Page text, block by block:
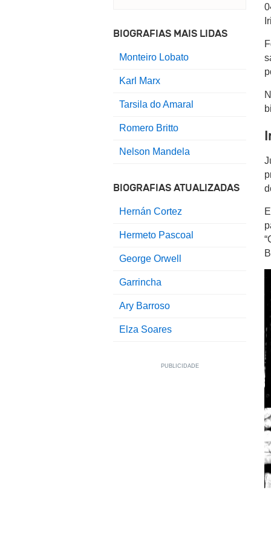
BIOGRAFIAS MAIS LIDAS
Monteiro Lobato
Karl Marx
Tarsila do Amaral
Romero Britto
Nelson Mandela
BIOGRAFIAS ATUALIZADAS
Hernán Cortez
Hermeto Pascoal
George Orwell
Garrincha
Ary Barroso
Elza Soares